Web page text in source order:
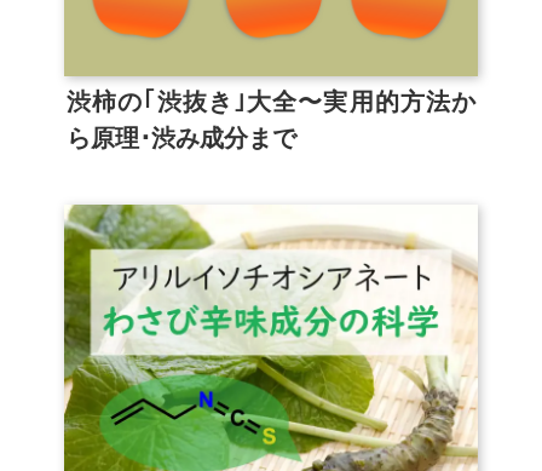
渋柿の｢渋抜き｣大全〜実用的方法か
ら原理･渋み成分まで